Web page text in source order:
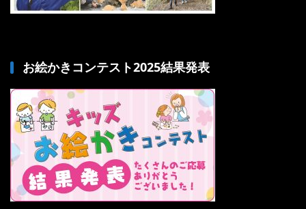
お絵かきコンテスト2025結果発表